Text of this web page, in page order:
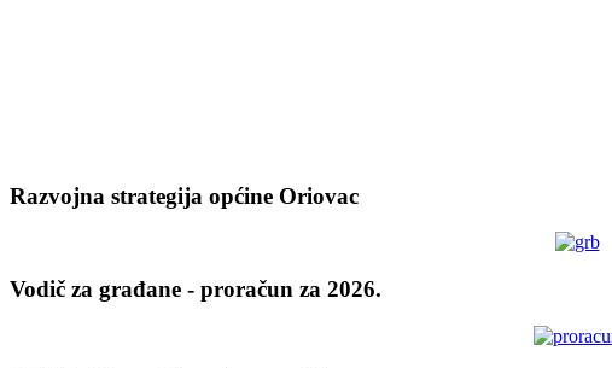
Razvojna strategija općine Oriovac
Vodič za građane - proračun za 2026.